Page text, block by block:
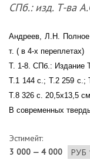
СПб.: изд. Т-ва
Андреев, Л.Н.
т. ( в 4-х переплетах)
Т. 1-8. СПб.: Издание
Т.1 144 с.; Т.2 259 с.;
Т.8 326 с. 20,5х13,5
В современных
Эстимейт:
3 000 — 4 000